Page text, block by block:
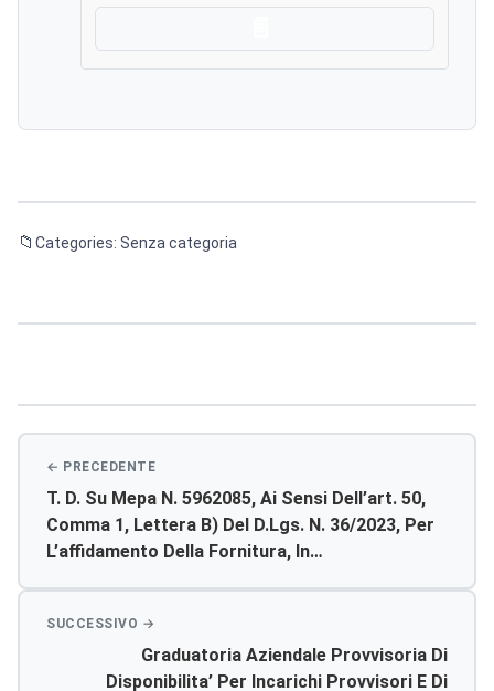
Categories: Senza categoria
T. D. Su Mepa N. 5962085, Ai Sensi Dell’art. 50,
Comma 1, Lettera B) Del D.lgs. N. 36/2023, Per
L’affidamento Della Fornitura, In
Con Interruttore On/off (yankauer)” Per Le
Uu.oo. Di Anestesia & Rianimazione Dei Pp.oo.
Dell’asp Di Agrigento. Autorizzazione
Graduatoria Aziendale Provvisoria Di
Disponibilita’ Per Incarichi Provvisori E Di